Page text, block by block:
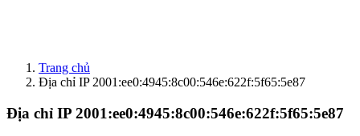
Trang chủ
Địa chỉ IP 2001:ee0:4945:8c00:546e:622f:5f65:5e87
Địa chỉ IP 2001:ee0:4945:8c00:546e:622f:5f65:5e87